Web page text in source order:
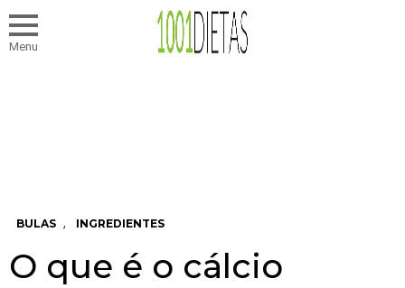
Menu
BULAS , INGREDIENTES
O que é o cálcio